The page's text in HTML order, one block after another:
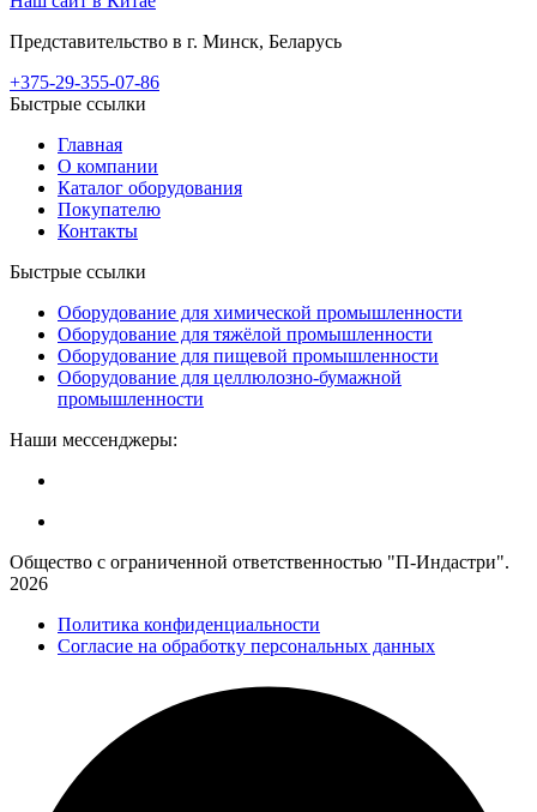
Представительство в г. Минск, Беларусь
+375-29-355-07-86
Быстрые ссылки
Главная
О компании
Каталог оборудования
Покупателю
Контакты
Быстрые ссылки
Оборудование для химической промышленности
Оборудование для тяжёлой промышленности
Оборудование для пищевой промышленности
Оборудование для целлюлозно-бумажной
промышленности
Наши мессенджеры:
Общество с ограниченной ответственностью "П-Индастри".
2026
Политика конфиденциальности
Согласие на обработку персональных данных